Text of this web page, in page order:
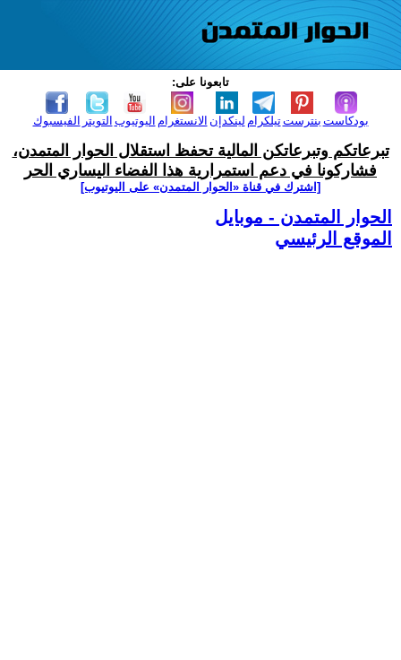
تابعونا على:
الفيسبوك التويتر اليوتيوب الانستغرام لينكدإن تيلكرامبنترست بودكاست
تبرعاتكم وتبرعاتكن المالية تحفظ استقلال الحوار المتمدن،
فشاركونا في دعم استمرارية هذا الفضاء اليساري الحر
[اشترك في قناة ‫«الحوار المتمدن» على اليوتيوب]
الحوار المتمدن - موبايل
الموقع الرئيسي